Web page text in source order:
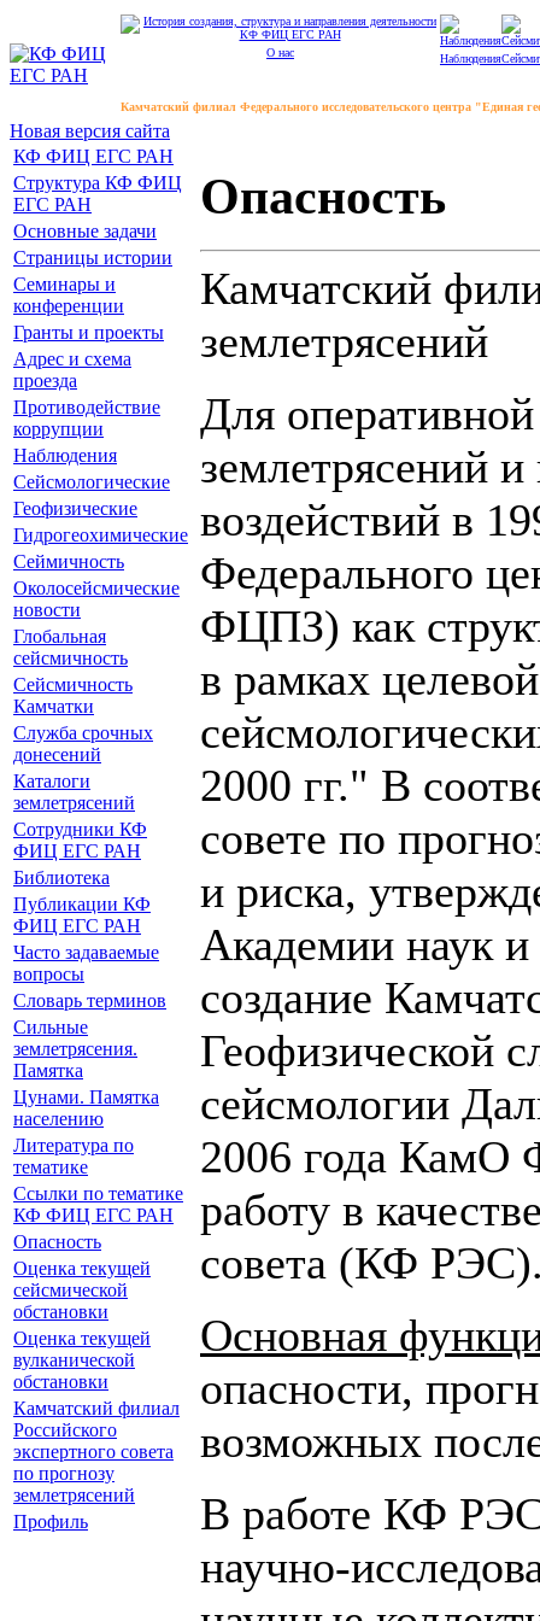
О нас Наблюдения
Камчатский филиал Федерального исследовательского центра "Единая
Новая версия сайта
КФ ФИЦ ЕГС РАН
Структура КФ ФИЦ
ЕГС РАН
Основные задачи
Страницы истории
Семинары и
конференции
Гранты и проекты
Адрес и схема
проезда
Противодействие
коррупции
Наблюдения
Сейсмологические
Геофизические
Гидрогеохимические
Сеймичность
Околосейсмические
новости
Глобальная
сейсмичность
Сейсмичность
Камчатки
Служба срочных
донесений
Каталоги
землетрясений
Сотрудники КФ
ФИЦ ЕГС РАН
Библиотека
Публикации КФ
ФИЦ ЕГС РАН
Часто задаваемые
вопросы
Словарь терминов
Сильные
землетрясения.
Памятка
Цунами. Памятка
населению
Литература по
тематике
Ссылки по тематике
КФ ФИЦ ЕГС РАН
Опасность
Оценка текущей
сейсмической
обстановки
Оценка текущей
вулканической
обстановки
Камчатский филиал
Российского
экспертного совета
по прогнозу
землетрясений
Профиль
Опасность
Камчатский
землетрясений
Для
землетрясений
воздействий в
Федерального
ФЦПЗ) как
в рамках
2000 гг." В
совете по
и риска,
Академии наук
создание
Геофизической
сейсмологии
2006 года КамО
работу в
совета (КФ
Основная
опасности,
возможных
В работе КФ РЭС
научно-